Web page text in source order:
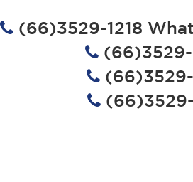
(66)3529-1218
(66)3529-
(66)3529-
(66)3529-